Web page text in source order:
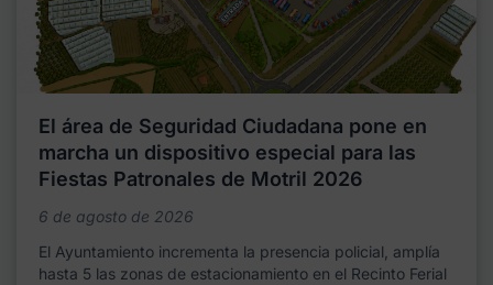
El área de Seguridad Ciudadana pone en
marcha un dispositivo especial para las
Fiestas Patronales de Motril 2026
6 de agosto de 2026
El Ayuntamiento incrementa la presencia policial, amplía
hasta 5 las zonas de estacionamiento en el Recinto Ferial